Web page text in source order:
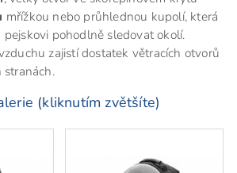
mřížkou nebo průhlednou kupolí, která
pohodlně sledovat okolí.
zajistí dostatek větracích otvorů
stranách.
(kliknutím zvětšíte)